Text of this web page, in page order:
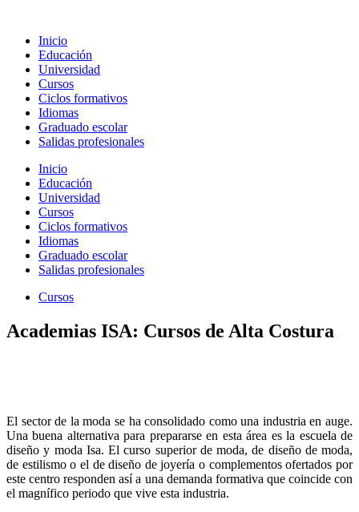
contenido
Inicio
Educación
Universidad
Cursos
Ciclos formativos
Idiomas
Graduado escolar
Salidas profesionales
Inicio
Educación
Universidad
Cursos
Ciclos formativos
Idiomas
Graduado escolar
Salidas profesionales
Cursos
Academias ISA: Cursos de Alta Costura
El sector de la moda se ha consolidado como una industria en auge.
Una buena alternativa para prepararse en esta área es la escuela de
diseño y moda Isa. El curso superior de moda, de diseño de moda,
de estilismo o el de diseño de joyería o complementos ofertados por
este centro responden así a una demanda formativa que coincide con
el magnífico periodo que vive esta industria.